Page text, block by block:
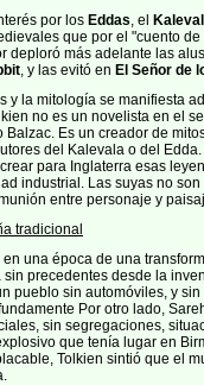
por los Eddas, el
que por el "cuento
deploró más adelante las
, y las evitó en El Señor de
y la mitología se manifiesta
no es un novelista en el
Es un creador de
del Kalevala o del
para Inglaterra esas
industrial. Las suyas no
entre personaje y
tradicional
una época de una
precedentes desde la
pueblo sin automóviles, y
Por otro lado,
sin segregaciones,
que tenía lugar en
Tolkien sintió que el